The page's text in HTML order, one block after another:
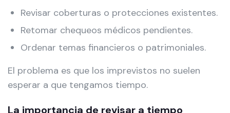
Revisar coberturas o protecciones existentes.
Retomar chequeos médicos pendientes.
Ordenar temas financieros o patrimoniales.
El problema es que los imprevistos no suelen
esperar a que tengamos tiempo.
La importancia de revisar a tiempo